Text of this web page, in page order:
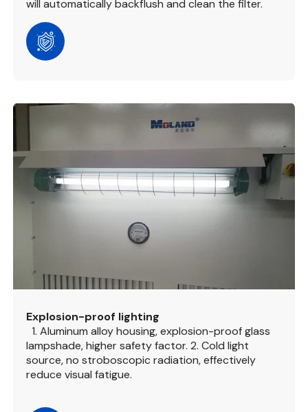
will automatically backflush and clean the filter.
Explosion-proof lighting
1. Aluminum alloy housing, explosion-proof glass
lampshade, higher safety factor.2. Cold light
source, no stroboscopic radiation, effectively
reduce visual fatigue.